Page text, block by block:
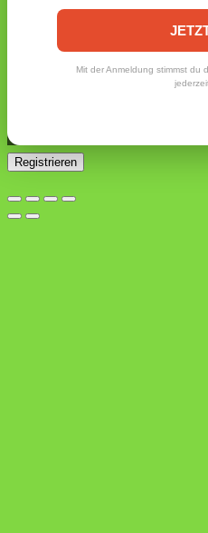
Mit der Anmeldung stimmst du
Erforderlich
E-Mail-Adresse gesendet.
Registrieren